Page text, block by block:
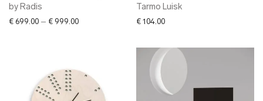
by Radis
€ 699.00 – € 999.00Price range: € 699.00 through € 999.00
Tarmo Luisk
€ 104.00